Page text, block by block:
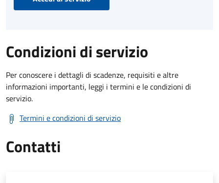
Condizioni di servizio
Per conoscere i dettagli di scadenze, requisiti e altre
informazioni importanti, leggi i termini e le condizioni di
servizio.
Termini e condizioni di servizio
Contatti